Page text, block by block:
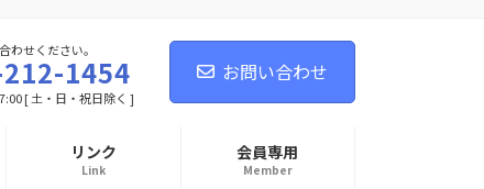
わせください。
1454
[ 土・日・祝日除く ]
お問い合わせ
リンク
Link
会員専用
Member